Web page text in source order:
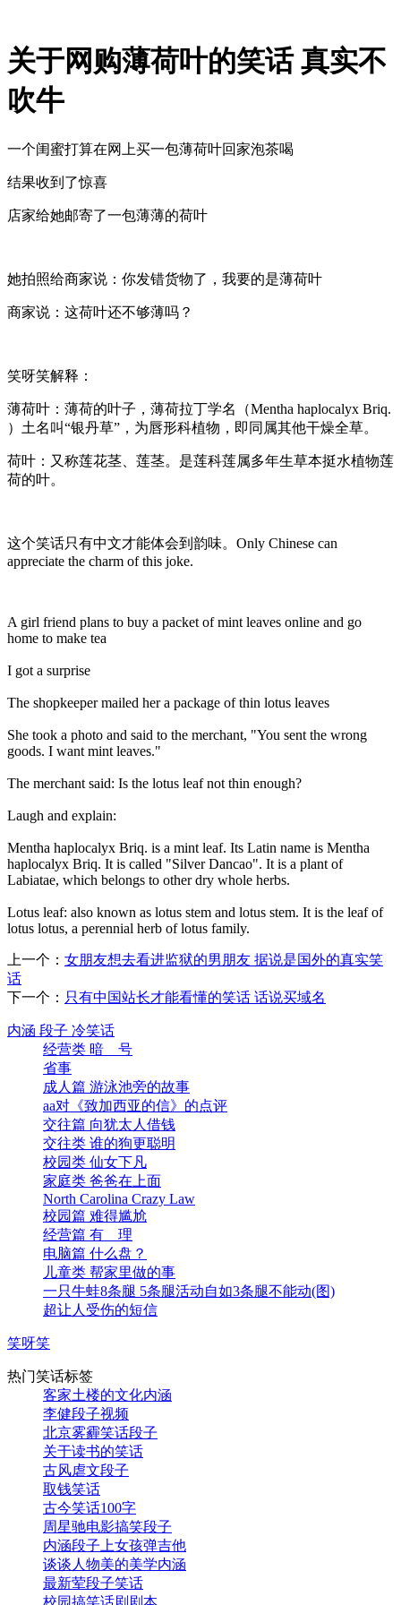
关于网购薄荷叶的笑话 真实不
吹牛
一个闺蜜打算在网上买一包薄荷叶回家泡茶喝
结果收到了惊喜
店家给她邮寄了一包薄薄的荷叶
她拍照给商家说：你发错货物了，我要的是薄荷叶
商家说：这荷叶还不够薄吗？
笑呀笑解释：
薄荷叶：薄荷的叶子，薄荷拉丁学名（Mentha haplocalyx Briq.
）土名叫“银丹草”，为唇形科植物，即同属其他干燥全草。
荷叶：又称莲花茎、莲茎。是莲科莲属多年生草本挺水植物莲
荷的叶。
这个笑话只有中文才能体会到韵味。Only Chinese can
appreciate the charm of this joke.
A girl friend plans to buy a packet of mint leaves online and go
home to make tea
I got a surprise
The shopkeeper mailed her a package of thin lotus leaves
She took a photo and said to the merchant, "You sent the wrong
goods. I want mint leaves."
The merchant said: Is the lotus leaf not thin enough?
Laugh and explain:
Mentha haplocalyx Briq. is a mint leaf. Its Latin name is Mentha
haplocalyx Briq. It is called "Silver Dancao". It is a plant of
Labiatae, which belongs to other dry whole herbs.
Lotus leaf: also known as lotus stem and lotus stem. It is the leaf of
lotus lotus, a perennial herb of lotus family.
上一个： 女朋友想去看进监狱的男朋友 据说是国外的真实笑
话
下一个： 只有中国站长才能看懂的笑话 话说买域名
内涵 段子 冷笑话
经营类 暗 号
省事
成人篇 游泳池旁的故事
aa对《致加西亚的信》的点评
交往篇 向犹太人借钱
交往类 谁的狗更聪明
校园类 仙女下凡
家庭类 爸爸在上面
North Carolina Crazy Law
校园篇 难得尴尬
经营篇 有 理
电脑篇 什么盘？
儿童类 帮家里做的事
一只牛蛙8条腿 5条腿活动自如3条腿不能动(图)
超让人受伤的短信
笑呀笑
热门笑话标签
客家土楼的文化内涵
李健段子视频
北京雾霾笑话段子
关于读书的笑话
古风虐文段子
取钱笑话
古今笑话100字
周星驰电影搞笑段子
内涵段子上女孩弹吉他
谈谈人物美的美学内涵
最新荤段子笑话
校园搞笑话剧剧本